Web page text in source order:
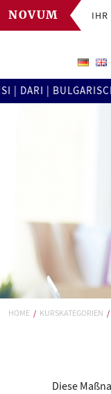
NOVUM IHR
| BULGARISCH
HOME KURSKATEGORIEN
Diese